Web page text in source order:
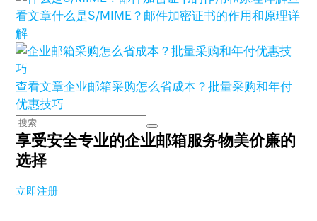
看文章什么是S/MIME？邮件加密证书的作用和原理详
解
查看文章企业邮箱采购怎么省成本？批量采购和年付
优惠技巧
享受安全专业的企业邮箱服务物美价廉的
选择
立即注册